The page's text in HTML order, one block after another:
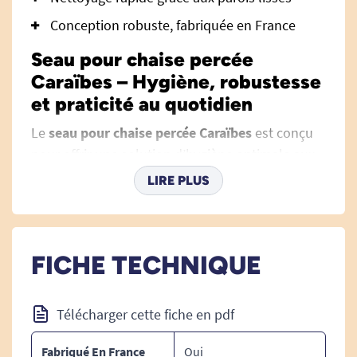
Conception robuste, fabriquée en France
Seau pour chaise percée
Caraïbes – Hygiène, robustesse
et praticité au quotidien
Le seau pour chaise percée Caraïbes est conçu
utilisateurs de chaises percées, à domicile
comme en établissement de santé. Pratique,
fiable et fabriqué en France, il répond aux
en restant facile à manipuler et à entretenir.
service du bien-être
Parce qu’on ne transige pas sur la propreté et
LIRE PLUS
FICHE TECHNIQUE
Télécharger cette fiche en pdf
Fabriqué En France Oui